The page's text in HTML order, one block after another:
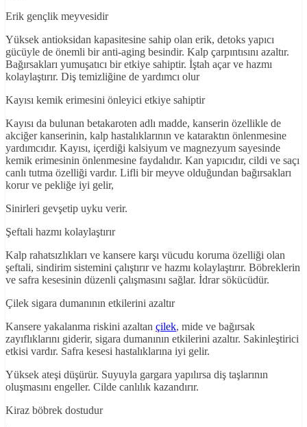
Erik gençlik meyvesidir
Yüksek antioksidan kapasitesine sahip olan erik, detoks yapıcı
gücüyle de önemli bir anti-aging besindir. Kalp çarpıntısını azaltır.
Bağırsakları yumuşatıcı bir etkiye sahiptir. İştah açar ve hazmı
kolaylaştırır. Diş temizliğine de yardımcı olur
Kayısı kemik erimesini önleyici etkiye sahiptir
Kayısı da bulunan betakaroten adlı madde, kanserin özellikle de
akciğer kanserinin, kalp hastalıklarının ve kataraktın önlenmesine
yardımcıdır. Kayısı, içerdiği kalsiyum ve magnezyum sayesinde
kemik erimesinin önlenmesine faydalıdır. Kan yapıcıdır, cildi ve saçı
canlı tutma özelliği vardır. Lifli bir meyve olduğundan bağırsakları
korur ve pekliğe iyi gelir,
Sinirleri gevşetip uyku verir.
Şeftali hazmı kolaylaştırır
Kalp rahatsızlıkları ve kansere karşı vücudu koruma özelliği olan
şeftali, sindirim sistemini çalıştırır ve hazmı kolaylaştırır. Böbreklerin
ve safra kesesinin düzenli çalışmasını sağlar. İdrar sökücüdür.
Çilek sigara dumanının etkilerini azaltır
Kansere yakalanma riskini azaltan çilek, mide ve bağırsak
zayıflıklarını giderir, sigara dumanının etkilerini azaltır. Sakinleştirici
etkisi vardır. Safra kesesi hastalıklarına iyi gelir.
Yüksek ateşi düşürür. Suyuyla gargara yapılırsa diş taşlarının
oluşmasını engeller. Cilde canlılık kazandırır.
Kiraz böbrek dostudur